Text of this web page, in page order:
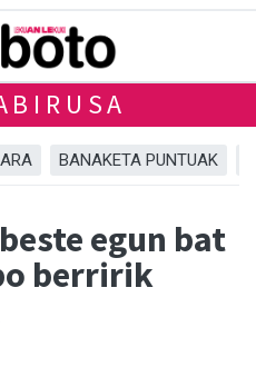
BANAKETA PUNTUAK
egun bat
berririk